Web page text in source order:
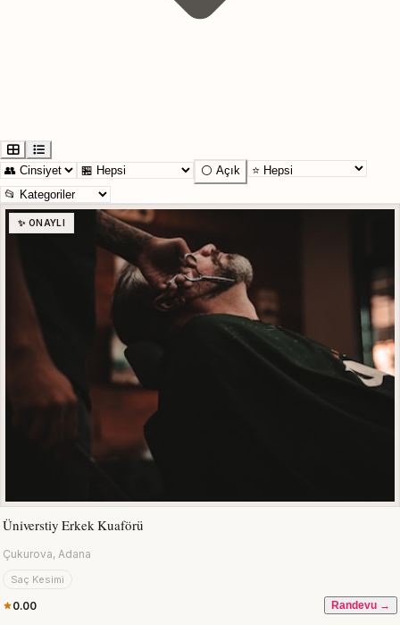
⚪ Açık
✨ ONAYLI
Üniverstiy Erkek Kuaförü
Çukurova, Adana
Saç Kesimi
0.00 Randevu →